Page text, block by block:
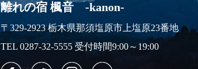
離れの宿 楓音 -kanon-
〒329-2923 栃木県那須塩原市上塩原23番地
TEL 0287-32-5555 受付時間9:00～19:00